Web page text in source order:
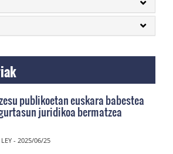
publikoetan euskara babestea
juridikoa bermatzea
- 2025/06/25